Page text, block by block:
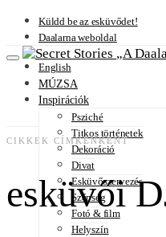
Küldd be az esküvődet!
Daalarna weboldal
English
A
MÚZSA
Inspirációk
Psziché
Titkos történetek
Dekoráció
Divat
Esküvőszervezés
Szépség
Fotó & film
Helyszín
CIKKEK CÍMKÉNKÉNT
esküvői